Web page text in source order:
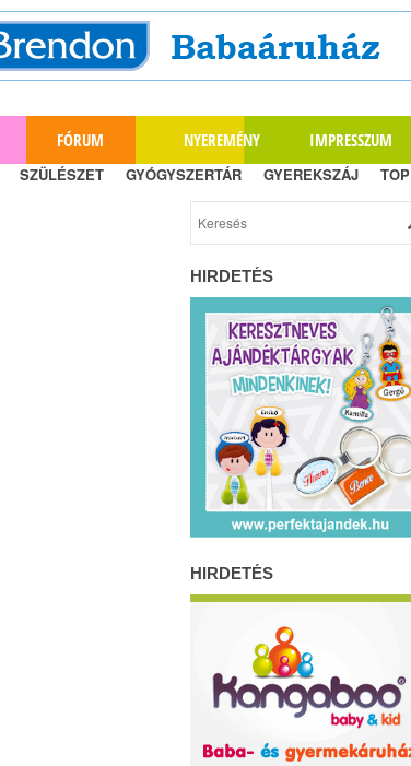
FÓRUM NYEREMÉNY IMPRESSZUM
SZÜLÉSZET GYÓGYSZERTÁR GYEREKSZÁJ TOP
HIRDETÉS
HIRDETÉS